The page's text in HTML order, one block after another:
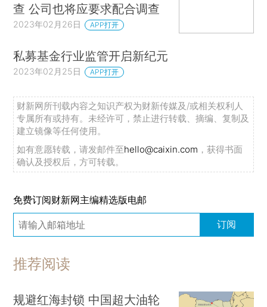
查 公司也将应要求配合调查
2023年02月26日 APP打开
私募基金行业监管开启新纪元
2023年02月25日 APP打开
财新网所刊载内容之知识产权为财新传媒及/或相关权利人
专属所有或持有。未经许可，禁止进行转载、摘编、复制及
建立镜像等任何使用。
如有意愿转载，请发邮件至hello@caixin.com ，获得书面
确认及授权后，方可转载。
免费订阅财新网主编精选版电邮
订阅
推荐阅读
规避红海封锁 中国超大油轮